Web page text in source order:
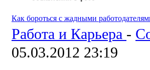
Как бороться с жадными
Работа и Карьера -
05.03.2012 23:19